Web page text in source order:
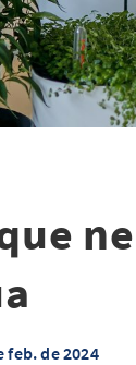
feb. de 2024